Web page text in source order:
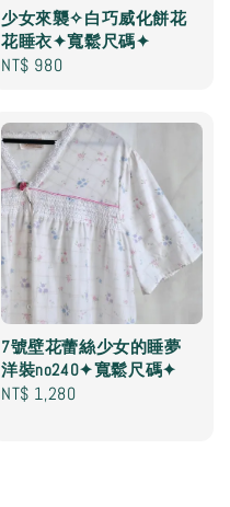
少女來襲✧白巧威化餅花
花睡衣✦寬鬆尺碼✦
Regular
NT$ 980
7號壁花蕾絲少女的睡夢
洋裝no240✦寬鬆尺碼✦
Regular
NT$ 1,280